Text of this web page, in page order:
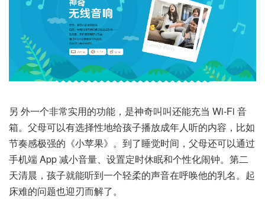
另 外一个非常实用的功能，是神奇叫叫还能充当 Wi-Fi 音
箱。父母可以有选择性地给孩子播放成年人听的内容，比如
节奏感极强的《小苹果》。到了睡觉时间，父母还可以通过
手机端 App 减小音量、设置定时休眠和个性化闹钟。第二
天清晨，孩子就能听到一个轻柔的声音在呼唤他的乳名。起
床难的问题也迎刃而解了。